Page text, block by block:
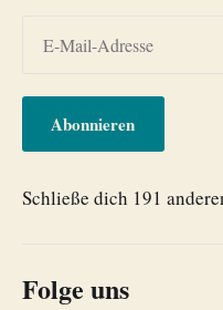
Abonnieren
Schließe dich 191
Folge uns